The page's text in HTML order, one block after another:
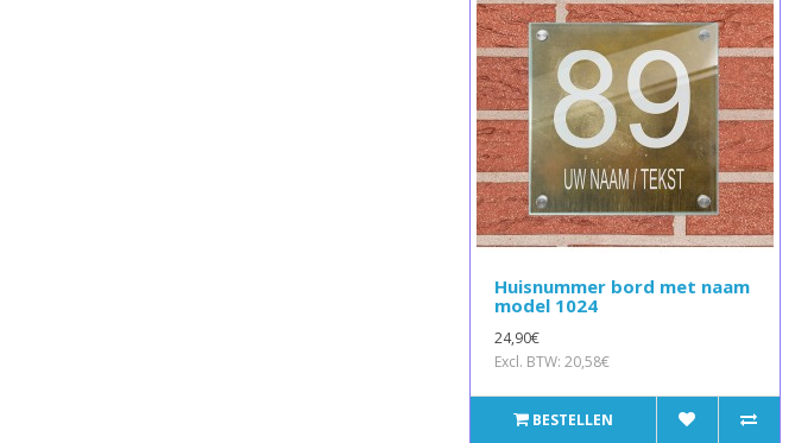
Huisnummer bord met naam
model 1024
24,90€
Excl. BTW: 20,58€
BESTELLEN